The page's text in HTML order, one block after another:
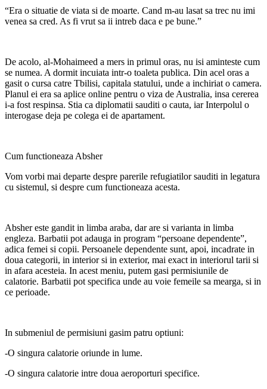
“Era o situatie de viata si de moarte. Cand m-au lasat sa trec nu imi
venea sa cred. As fi vrut sa ii intreb daca e pe bune.”
De acolo, al-Mohaimeed a mers in primul oras, nu isi aminteste cum
se numea. A dormit incuiata intr-o toaleta publica. Din acel oras a
gasit o cursa catre Tbilisi, capitala statului, unde a inchiriat o camera.
Planul ei era sa aplice online pentru o viza de Australia, insa cererea
i-a fost respinsa. Stia ca diplomatii sauditi o cauta, iar Interpolul o
interogase deja pe colega ei de apartament.
Cum functioneaza Absher
Vom vorbi mai departe despre parerile refugiatilor sauditi in legatura
cu sistemul, si despre cum functioneaza acesta.
Absher este gandit in limba araba, dar are si varianta in limba
engleza. Barbatii pot adauga in program “persoane dependente”,
adica femei si copii. Persoanele dependente sunt, apoi, incadrate in
doua categorii, in interior si in exterior, mai exact in interiorul tarii si
in afara acesteia. In acest meniu, putem gasi permisiunile de
calatorie. Barbatii pot specifica unde au voie femeile sa mearga, si in
ce perioade.
In submeniul de permisiuni gasim patru optiuni:
-O singura calatorie oriunde in lume.
-O singura calatorie intre doua aeroporturi specifice.